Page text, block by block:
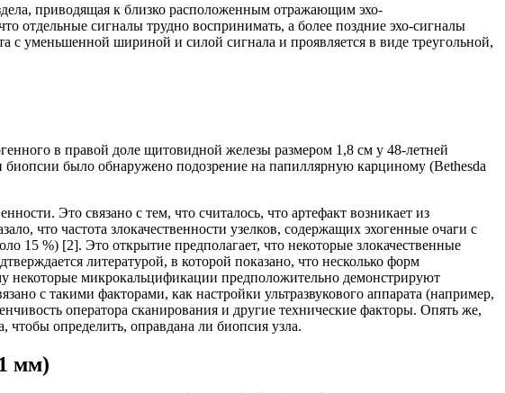
приводящая к близко расположенным отражающим эхо-
отдельные сигналы трудно воспринимать, а более поздние эхо-сигналы
с уменьшенной шириной и силой сигнала и проявляется в виде треугольной,
в правой доле щитовидной железы размером 1,8 см у 48-летней
было обнаружено подозрение на папиллярную карциному (Bethesda
Это связано с тем, что считалось, что артефакт возникает из
что частота злокачественности узелков, содержащих эхогенные очаги с
15 %) [2]. Это открытие предполагает, что некоторые злокачественные
литературой, в которой показано, что несколько форм
некоторые микрокальцификации предположительно демонстрируют
с такими факторами, как настройки ультразвукового аппарата (например,
оператора сканирования и другие технические факторы. Опять же,
чтобы определить, оправдана ли биопсия узла.
мм)